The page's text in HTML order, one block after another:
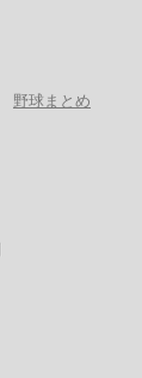
野球まとめ